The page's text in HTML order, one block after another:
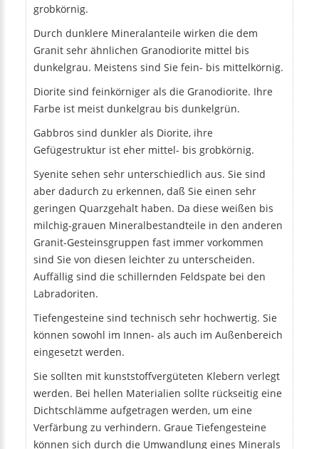
grobkörnig.
Durch dunklere Mineralanteile wirken die dem
Granit sehr ähnlichen Granodiorite mittel bis
dunkelgrau. Meistens sind Sie fein- bis mittelkörnig.
Diorite sind feinkörniger als die Granodiorite. Ihre
Farbe ist meist dunkelgrau bis dunkelgrün.
Gabbros sind dunkler als Diorite, ihre
Gefügestruktur ist eher mittel- bis grobkörnig.
Syenite sehen sehr unterschiedlich aus. Sie sind
aber dadurch zu erkennen, daß Sie einen sehr
geringen Quarzgehalt haben. Da diese weißen bis
milchig-grauen Mineralbestandteile in den anderen
Granit-Gesteinsgruppen fast immer vorkommen
sind Sie von diesen leichter zu unterscheiden.
Auffällig sind die schillernden Feldspate bei den
Labradoriten.
Tiefengesteine sind technisch sehr hochwertig. Sie
können sowohl im Innen- als auch im Außenbereich
eingesetzt werden.
Sie sollten mit kunststoffvergüteten Klebern verlegt
werden. Bei hellen Materialien sollte rückseitig eine
Dichtschlämme aufgetragen werden, um eine
Verfärbung zu verhindern. Graue Tiefengesteine
können sich durch die Umwandlung eines Minerals